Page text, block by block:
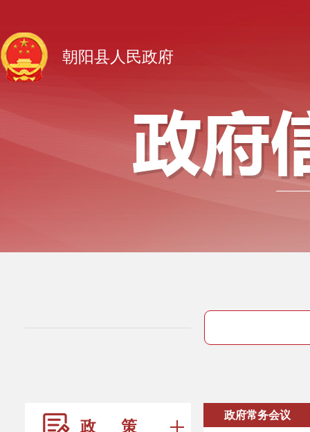
朝阳县人民政府
政 策
政府常务会议